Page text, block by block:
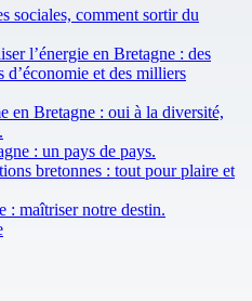
sociales, comment sortir du
l’énergie en Bretagne : des
d’économie et des milliers
en Bretagne : oui à la diversité,
: un pays de pays.
bretonnes : tout pour plaire et
: maîtriser notre destin.